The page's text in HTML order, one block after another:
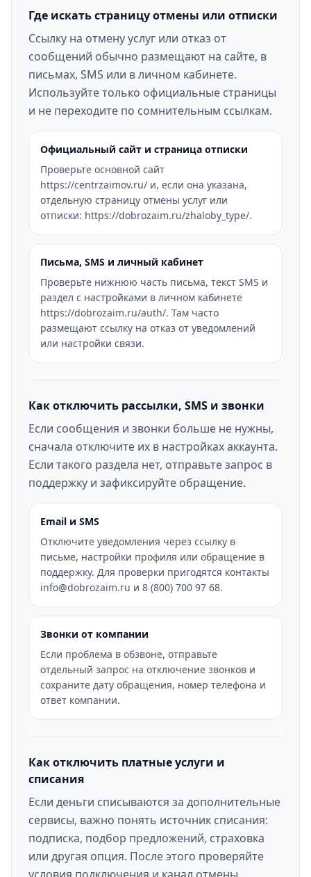
Где искать страницу отмены или отписки
Ссылку на отмену услуг или отказ от
сообщений обычно размещают на сайте, в
письмах, SMS или в личном кабинете.
Используйте только официальные страницы
и не переходите по сомнительным ссылкам.
Официальный сайт и страница отписки
Проверьте основной сайт
https://centrzaimov.ru/ и, если она указана,
отдельную страницу отмены услуг или
отписки: https://dobrozaim.ru/zhaloby_type/.
Письма, SMS и личный кабинет
Проверьте нижнюю часть письма, текст SMS и
раздел с настройками в личном кабинете
https://dobrozaim.ru/auth/. Там часто
размещают ссылку на отказ от уведомлений
или настройки связи.
Как отключить рассылки, SMS и звонки
Если сообщения и звонки больше не нужны,
сначала отключите их в настройках аккаунта.
Если такого раздела нет, отправьте запрос в
поддержку и зафиксируйте обращение.
Email и SMS
Отключите уведомления через ссылку в
письме, настройки профиля или обращение в
поддержку. Для проверки пригодятся контакты
info@dobrozaim.ru и 8 (800) 700 97 68.
Звонки от компании
Если проблема в обзвоне, отправьте
отдельный запрос на отключение звонков и
сохраните дату обращения, номер телефона и
ответ компании.
Как отключить платные услуги и
списания
Если деньги списываются за дополнительные
сервисы, важно понять источник списания:
подписка, подбор предложений, страховка
или другая опция. После этого проверяйте